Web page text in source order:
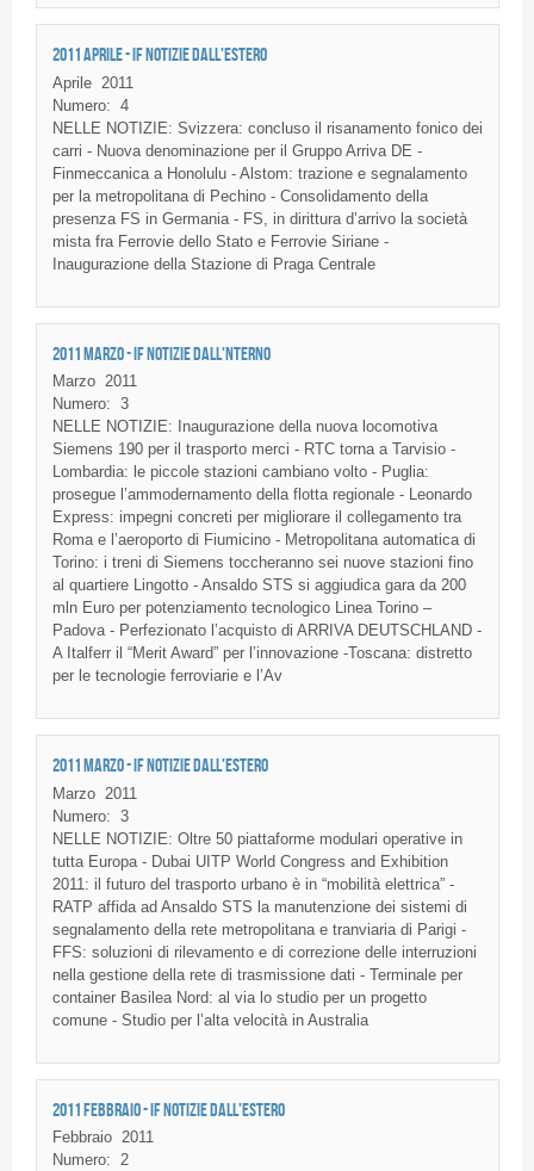
2011 APRILE - IF NOTIZIE DALL'ESTERO
Aprile
2011
Numero: 4
NELLE NOTIZIE: Svizzera: concluso il risanamento fonico dei
carri - Nuova denominazione per il Gruppo Arriva DE -
Finmeccanica a Honolulu - Alstom: trazione e segnalamento
per la metropolitana di Pechino - Consolidamento della
presenza FS in Germania - FS, in dirittura d’arrivo la società
mista fra Ferrovie dello Stato e Ferrovie Siriane -
Inaugurazione della Stazione di Praga Centrale
2011 MARZO - IF NOTIZIE DALL'NTERNO
Marzo 2011
Numero: 3
NELLE NOTIZIE: Inaugurazione della nuova locomotiva
Siemens 190 per il trasporto merci - RTC torna a Tarvisio -
Lombardia: le piccole stazioni cambiano volto - Puglia:
prosegue l’ammodernamento della flotta regionale - Leonardo
Express: impegni concreti per migliorare il collegamento tra
Roma e l’aeroporto di Fiumicino - Metropolitana automatica di
Torino: i treni di Siemens toccheranno sei nuove stazioni fino
al quartiere Lingotto - Ansaldo STS si aggiudica gara da 200
mln Euro per potenziamento tecnologico Linea Torino –
Padova - Perfezionato l’acquisto di ARRIVA DEUTSCHLAND -
A Italferr il “Merit Award” per l’innovazione -Toscana: distretto
per le tecnologie ferroviarie e l’Av
2011 MARZO - IF NOTIZIE DALL'ESTERO
Marzo
2011
Numero: 3
NELLE NOTIZIE: Oltre50 piattaforme modulari operative in
tutta Europa- Dubai UITP World Congress and Exhibition
2011: il futurodel trasporto urbano èin “mobilità elettrica”-
RATP affidaad Ansaldo STS la manutenzione dei sistemi di
segnalamento della rete metropolitanae tranviaria di Parigi -
FFS: soluzioni di rilevamentoe di correzione delle interruzioni
nella gestione della rete di trasmissione dati - Terminaleper
container Basilea Nord: al via lo studio per un progetto
comune- Studio per l’alta velocitàin Australia
2011 FEBBRAIO - IF NOTIZIE DALL'ESTERO
Febbraio 2011
Numero: 2